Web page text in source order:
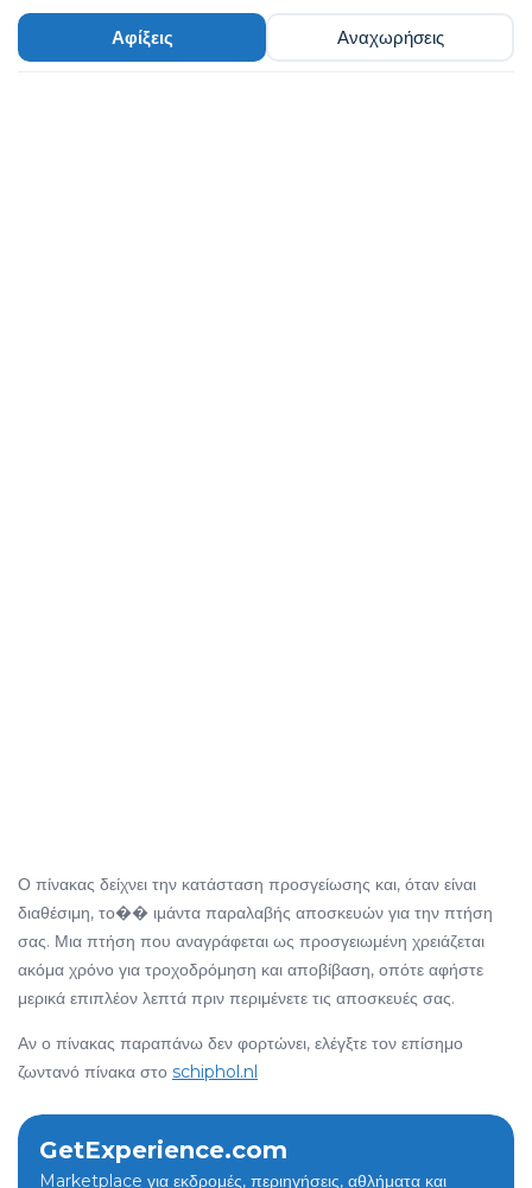
Αφίξεις Αναχωρήσεις
Ο πίνακας δείχνει την κατάσταση προσγείωσης και, όταν είναι
διαθέσιμη, το�� ιμάντα παραλαβής αποσκευών για την πτήση
σας. Μια πτήση που αναγράφεται ως προσγειωμένη χρειάζεται
ακόμα χρόνο για τροχοδρόμηση και αποβίβαση, οπότε αφήστε
μερικά επιπλέον λεπτά πριν περιμένετε τις αποσκευές σας.
Αν ο πίνακας παραπάνω δεν φορτώνει, ελέγξτε τον επίσημο
ζωντανό πίνακα στο schiphol.nl
GetExperience.com
Marketplace για εκδρομές, περιηγήσεις, αθλήματα και